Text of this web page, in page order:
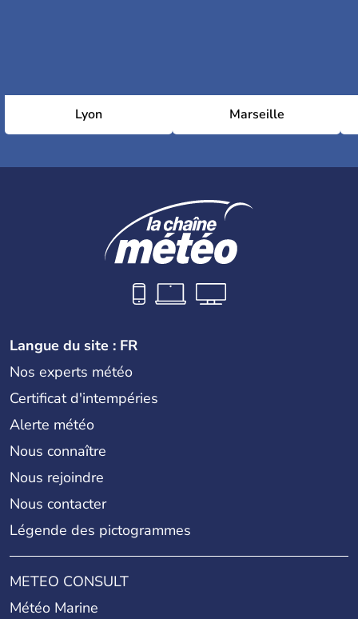
Lyon Marseille
Langue du site : FR
Nos experts météo
Certificat d'intempéries
Alerte météo
Nous connaître
Nous rejoindre
Nous contacter
Légende des pictogrammes
METEO CONSULT
Météo Marine